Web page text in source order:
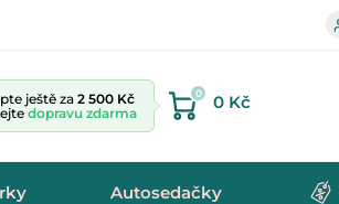
ještě za 2 500 Kč
dopravu zdarma
0 0 Kč
Autosedačky